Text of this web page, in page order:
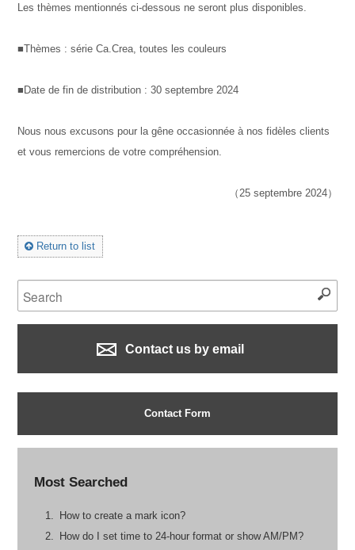
Les thèmes mentionnés ci-dessous ne seront plus disponibles.
■Thèmes : série Ca.Crea, toutes les couleurs
■Date de fin de distribution : 30 septembre 2024
Nous nous excusons pour la gêne occasionnée à nos fidèles clients
et vous remercions de votre compréhension.
（25 septembre 2024）
Return to list
Contact us by email
Contact Form
Most Searched
How to create a mark icon?
How do I set time to 24-hour format or show AM/PM?